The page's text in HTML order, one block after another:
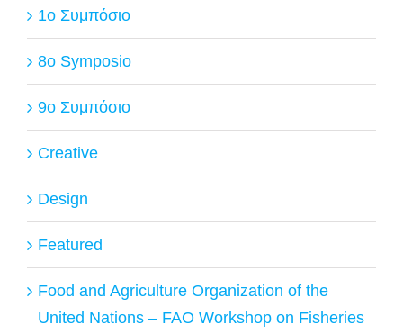
1ο Συμπόσιο
8o Symposio
9ο Συμπόσιο
Creative
Design
Featured
Food and Agriculture Organization of the
United Nations – FAO Workshop on Fisheries